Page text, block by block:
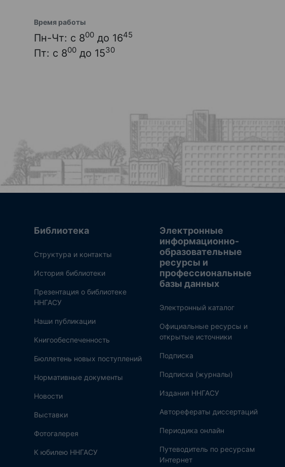
Время работы
Пн-Чт: с 800 до 1645
Пт: с 800 до 1530
Библиотека
Структура и контакты
История библиотеки
Презентация о библиотеке
ННГАСУ
Наши публикации
Книгообеспеченность
Бюллетень новых поступлений
Нормативные документы
Новости
Выставки
Фотогалерея
К юбилею ННГАСУ
Электронные
информационно-
образовательные
ресурсы и
профессиональные
базы данных
Электронный каталог
Официальные ресурсы и
открытые источники
Подписка
Подписка (журналы)
Издания ННГАСУ
Авторефераты диссертаций
Периодика онлайн
Путеводитель по ресурсам
Интернет